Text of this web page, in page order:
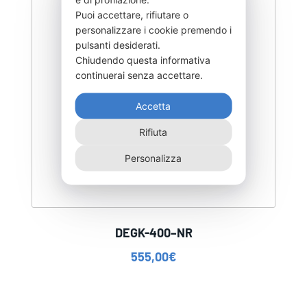
DEGK-400–NR
555,00€
Puoi accettare, rifiutare o
personalizzare i cookie premendo i
pulsanti desiderati.
Chiudendo questa informativa
continuerai senza accettare.
Accetta
Rifiuta
Personalizza